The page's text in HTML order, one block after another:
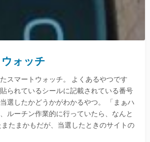
ォッチ
スマートウォッチ。 よくあるやつです
られているシールに記載されている番号
選したかどうかがわかるやつ。 「まぁハ
ルーチン作業的に行っていたら、なんと
たまかもだが、当選したときのサイトの